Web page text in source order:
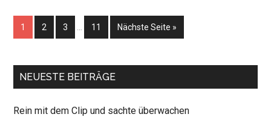
1 2 3 11 Nächste Seite »
NEUESTE BEITRÄGE
Rein mit dem Clip und sachte überwachen